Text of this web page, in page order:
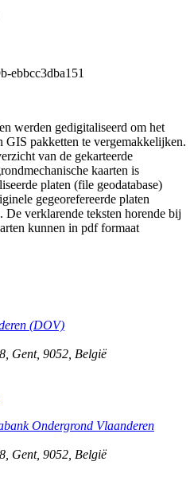
ebbcc3dba151
werden gedigitaliseerd om het
GIS pakketten te vergemakkelijken.
van de gekarteerde
kaarten is
platen (file geodatabase)
gegeorefereerde platen
De verklarende teksten horende bij
kunnen in pdf formaat
(DOV)
Gent, 9052 België
Ondergrond Vlaanderen
Gent, 9052 België